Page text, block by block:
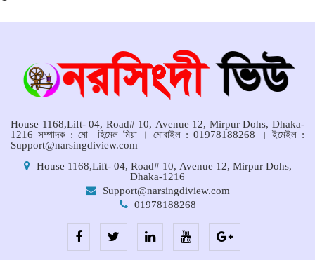
মানুষের সংবাদ প্রকাশের জেরে সাংবাদিক
মনোহরদীতে উপজেলা দুর্যোগ ব্যবস্থাপনা
কমিটির সভা অনুষ্ঠিত
House 1168,Lift- 04, Road# 10, Avenue 12, Mirpur Dohs, Dhaka-
1216 সম্পাদক : মো হিমেল মিয়া । মোবাইল : 01978188268 । ইমেইল :
Support@narsingdiview.com
House 1168,Lift- 04, Road# 10, Avenue 12, Mirpur Dohs,
Dhaka-1216
Support@narsingdiview.com
01978188268